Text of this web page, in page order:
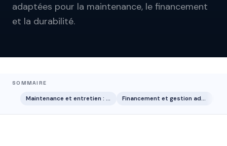
adaptées pour la maintenance, le financement
et la durabilité.
SOMMAIRE
Maintenance et entretien : assurer la fiabilité de votre parc automobile Financement et gestion administrative : optimiser les coûts et simplifier les démarches